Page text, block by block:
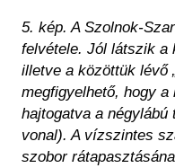
5. kép. A Szolnok-
felvétele. Jól látszik a
illetve a közöttük lévő
megfigyelhető, hogy
hajtogatva a
vonal). A vízszintes
szobor